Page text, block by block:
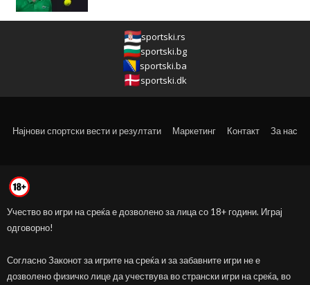
sportski.rs
sportski.bg
sportski.ba
sportski.dk
Најнови спортски вести и резултати Маркетинг Контакт За нас
Учество во игри на среќа е дозволено за лица со 18+ години. Играј
одговорно!
Согласно Законот за игрите на среќа и за забавните игри не е
дозволено физичко лице да учествува во странски игри на среќа, во